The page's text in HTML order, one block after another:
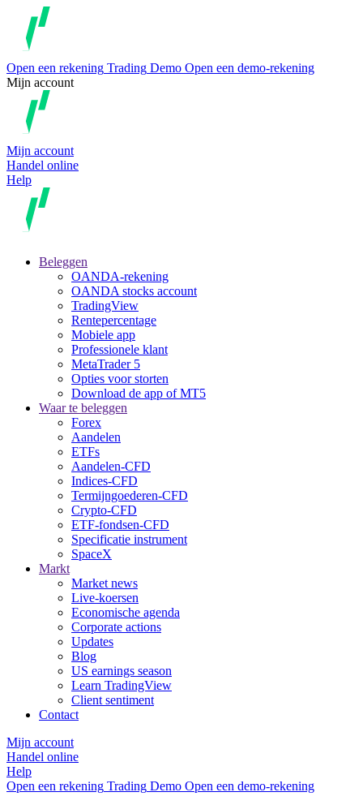
Open een rekening Trading Demo Open een demo-rekening
Mijn account
Mijn account
Handel online
Help
Beleggen
OANDA-rekening
OANDA stocks account
TradingView
Rentepercentage
Mobiele app
Professionele klant
MetaTrader 5
Opties voor storten
Download de app of MT5
Waar te beleggen
Forex
Aandelen
ETFs
Aandelen-CFD
Indices-CFD
Termijngoederen-CFD
Crypto-CFD
ETF-fondsen-CFD
Specificatie instrument
SpaceX
Markt
Market news
Live-koersen
Economische agenda
Corporate actions
Updates
Blog
US earnings season
Learn TradingView
Client sentiment
Contact
Mijn account
Handel online
Help
Open een rekening Trading Demo Open een demo-rekening